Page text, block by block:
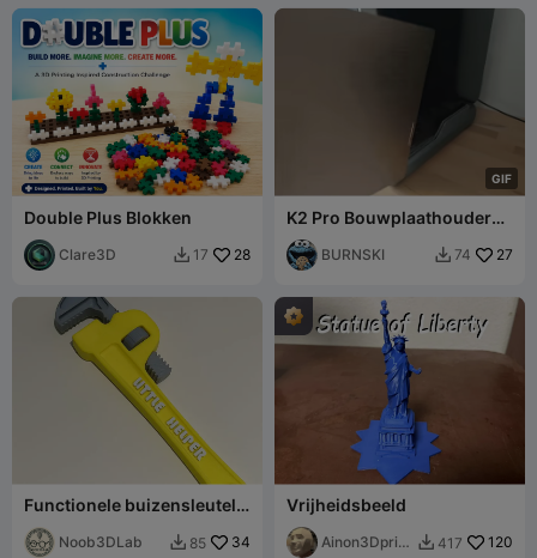
Double Plus Blokken
Clare3D  17 28
GIF
K2 Pro Bouwplaathouder
voor Printerbasis door
burnskiBURNSKI  74 27
Functionele buizensleutel -
bobbejaan spanner
Noob3DLab  85 34
Vrijheidsbeeld
Ainon3Dprint  417 120